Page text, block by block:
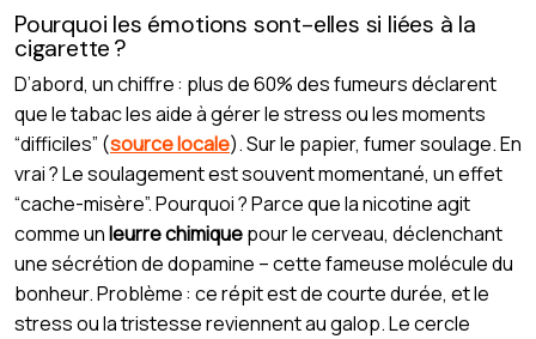
Pourquoi les émotions sont-elles si liées à la
cigarette ?
D’abord, un chiffre : plus de 60% des fumeurs déclarent
que le tabac les aide à gérer le stress ou les moments
“difficiles” (source locale). Sur le papier, fumer soulage. En
vrai ? Le soulagement est souvent momentané, un effet
“cache-misère”. Pourquoi ? Parce que la nicotine agit
comme unleurre chimiquepour le cerveau, déclenchant
une sécrétion de dopamine – cette fameuse molécule du
bonheur. Problème : ce répit est de courte durée, et le
stress ou la tristesse reviennent au galop. Le cercle